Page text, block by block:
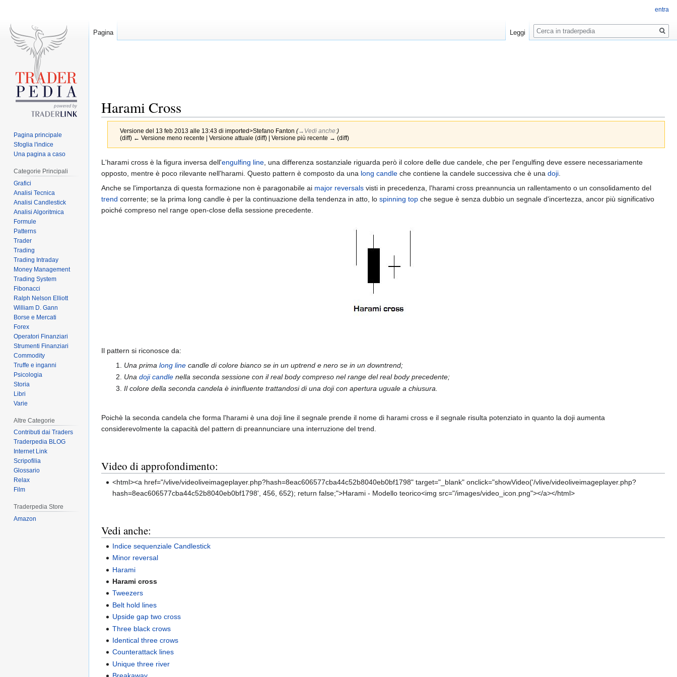
Harami Cross
Versione del 13 feb 2013 alle 13:43 di imported>Stefano Fanton (→‎Vedi anche:)
(diff) ← Versione meno recente | Versione attuale (diff) | Versione più recente → (diff)
Jump
to
navigation
Jump
to
search
L'harami cross è la figura inversa dell'engulfing line , una differenza sostanziale riguarda però il colore delle due candele, che per l'engulfing deve essere necessariamente
opposto, mentre è poco rilevante nell'harami. Questo pattern è composto da una long candle che contiene la candele successiva che è una doji
Anche se l'importanza di questa formazione non è paragonabile ai major reversals visti in precedenza, l'harami cross preannuncia un rallentamento o un consolidamento del
trend corrente; se la prima long candle è per la continuazione della tendenza in atto, lo spinning top che segue è senza dubbio un segnale d'incertezza, ancor più significativo
poiché compreso nel range open-close della sessione precedente.
Il pattern si riconosce da:
Una prima long linecandle di colore bianco se in un uptrend e nero se in un downtrend;
Una doji candlenella seconda sessione con il real body compreso nel range del real body precedente;
Il colore della seconda candela è ininfluente trattandosi di una doji con apertura uguale a chiusura.
Poichè la seconda candela che forma l'harami è una doji line il segnale prende il nome di harami cross e il segnale risulta potenziato in quanto la doji aumenta
considerevolmente la capacità del pattern di preannunciare una interruzione del trend.
Video di approfondimento:
<html><a href="/vlive/videoliveimageplayer.php?hash=8eac606577cba44c52b8040eb0bf1798" target="_blank" onclick="showVideo('/vlive/videoliveimageplayer.php?
hash=8eac606577cba44c52b8040eb0bf1798', 456, 652); return false;">Harami - Modello teorico<img src="/images/video_icon.png"></a></html>
Vedi anche:
Indice sequenziale Candlestick
Minor reversal
Harami
Harami cross
Tweezers
Belt hold lines
Upside gap two cross
Three black crows
Identical three crows
Counterattack lines
Unique three river
entra
Pagina Leggi
Ricerca
Pagina principale
Sfoglia l'indice
Una pagina a caso
Categorie Principali
Grafici
Analisi Tecnica
Analisi Candlestick
Analisi Algoritmica
Formule
Patterns
Trader
Trading
Trading Intraday
Money Management
Trading System
Fibonacci
Ralph Nelson Elliott
William D. Gann
Borse e Mercati
Forex
Operatori Finanziari
Strumenti Finanziari
Commodity
Truffe e inganni
Psicologia
Storia
Libri
Varie
Altre Categorie
Contributi dai Traders
Traderpedia BLOG
Internet Link
Scripofilia
Glossario
Relax
Film
Traderpedia Store
Amazon